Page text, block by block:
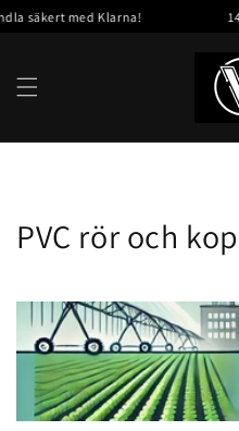
säkert med Klarna! 14
Skip to
PVC rör och